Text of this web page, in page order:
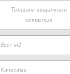
Толщина защитного
покрытия
Вес/ м2
Качество